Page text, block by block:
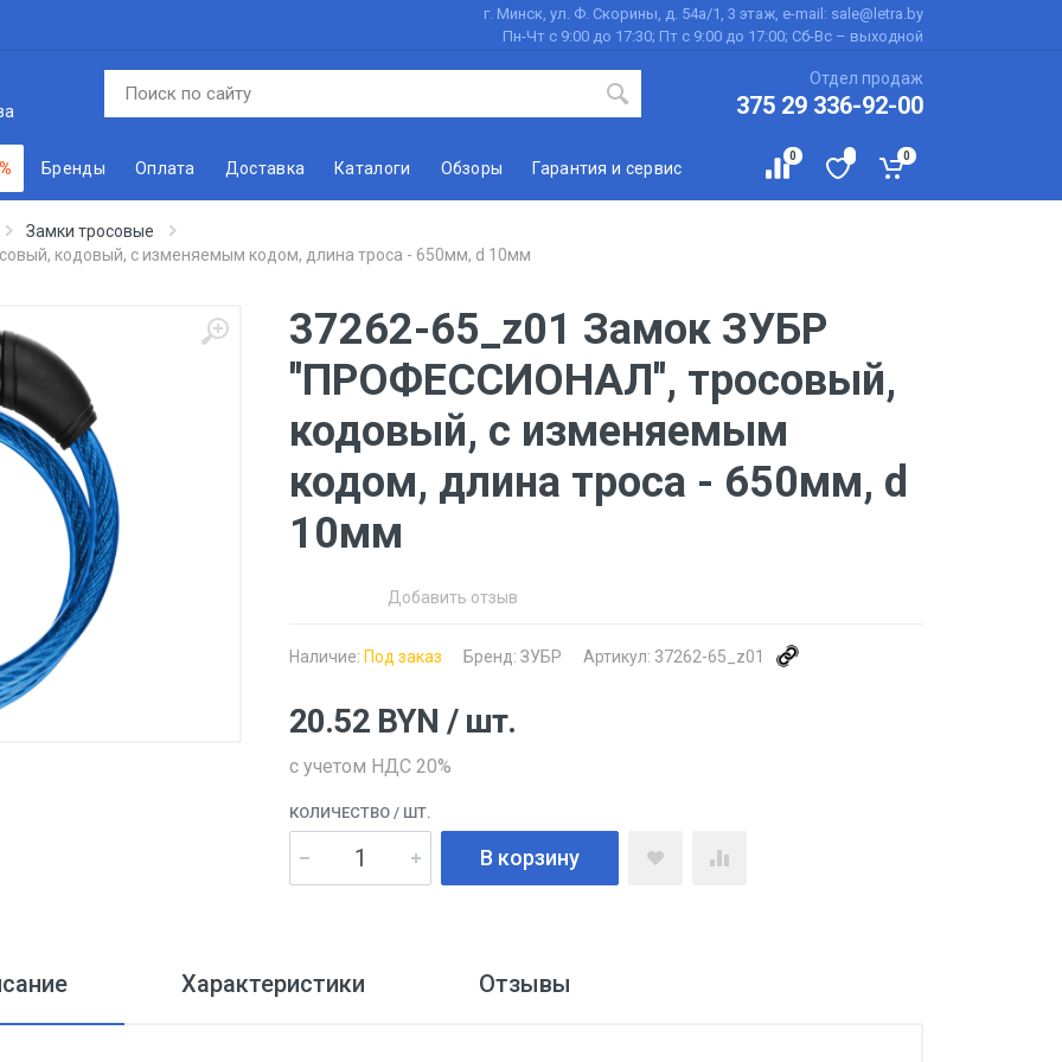
г. Минск, ул. Ф. Скорины, д. 54а/1, 3 этаж, e-mail: sale@letra.by
Пн-Чт с 9:00 до 17:30; Пт с 9:00 до 17:00; Сб-Вс – выходной
Отдел продаж
375 29 336-92-00
Бренды Оплата Доставка Каталоги Обзоры Гарантия и сервис
0 0
Замки тросовые
кодовый, с изменяемым кодом, длина троса - 650мм, d 10мм
37262-65_z01 Замок ЗУБР
''ПРОФЕССИОНАЛ'', тросовый,
кодовый, с изменяемым
кодом, длина троса - 650мм, d
10мм
Добавить отзыв
Наличие: Под заказ Бренд: ЗУБР Артикул: 37262-65_z01
20.52 BYN / шт.
с учетом НДС 20%
КОЛИЧЕСТВО / ШТ.
В корзину
Характеристики Отзывы